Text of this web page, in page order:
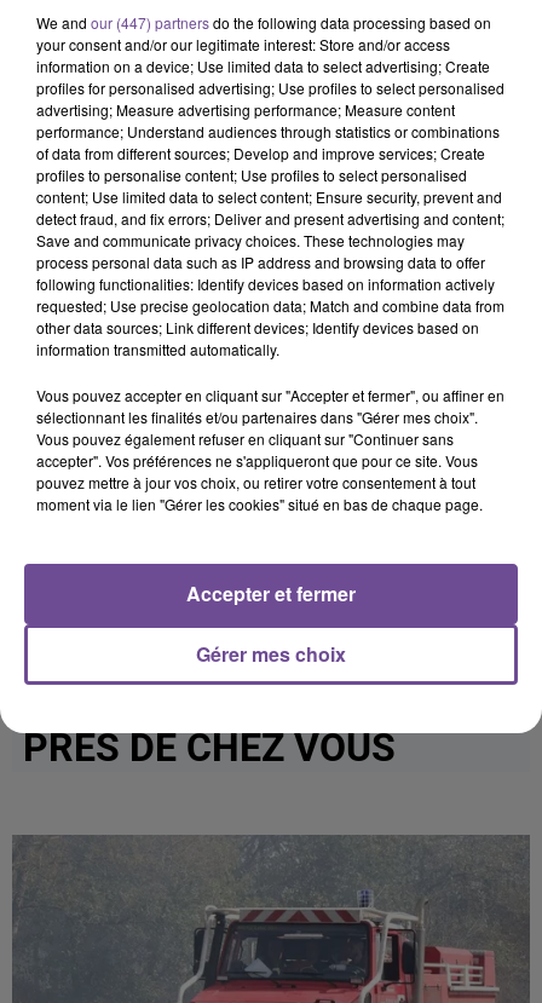
ANGÈLE FEAT. JUSTICE
What You Want
KPOP DEMON HUNTERS
Golden
CORNEILLE FEAT VITAA
Ensemble
12h06
12h06
Cheap Thrills
12h03
12h03
ALEX WARREN
Fever Dream
11h57
11h57
DISIZ, THEODORA
Melodrama
Cet élément est masqué compte-tenu du refus du
dépôt de cookies que vous avez exprimé. Si vous
souhaitez l'afficher, merci de nous donner votre accord
en cliquant sur le bouton ci-dessous.
Afficher l'élément
PRÈS DE CHEZ VOUS
We and our (447) partnersdo the following data processing based on
your consent and/or our legitimate interest: Store and/or access
information on a device; Use limited data to select advertising; Create
profiles for personalised advertising; Use profiles to select personalised
advertising; Measure advertising performance; Measure content
performance; Understand audiences through statistics or combinations
of data from different sources; Develop and improve services; Create
profiles to personalise content; Use profiles to select personalised
content; Use limited data to select content; Ensure security, prevent and
detect fraud, and fix errors; Deliver and present advertising and content;
Save and communicate privacy choices. These technologies may
process personal data such as IP address and browsing data to offer
following functionalities: Identify devices based on information actively
requested; Use precise geolocation data; Match and combine data from
other data sources; Link different devices; Identify devices based on
information transmitted automatically.
Vous pouvez accepter en cliquant sur "Accepter et fermer", ou affiner en
sélectionnant les finalités et/ou partenaires dans "Gérer mes choix".
Vous pouvez également refuser en cliquant sur "Continuer sans
accepter". Vos préférences ne s'appliqueront que pour ce site. Vous
pouvez mettre à jour vos choix, ou retirer votre consentement à tout
moment via le lien "Gérer les cookies" situé en bas de chaque page.
Gérer mes choix
Accepter et fermer